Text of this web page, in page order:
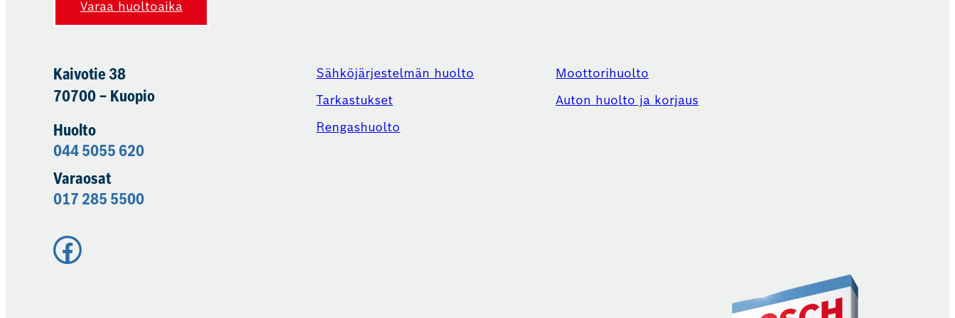
Varaa huoltoaika
Kaivotie 38
70700 – Kuopio
Huolto
044 5055 620
Varaosat
017 285 5500
Facebook
Sähköjärjestelmän huolto
Tarkastukset
Rengashuolto
Moottorihuolto
Auton huolto ja korjaus